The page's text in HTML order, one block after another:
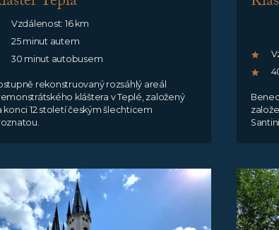
Vzdálenost: 16 km
25 minut autem
30 minut autobusem
rekonstruovaný rozsáhlý areál
kláštera v Teplé, založený
konci 12.století českým šlechticem